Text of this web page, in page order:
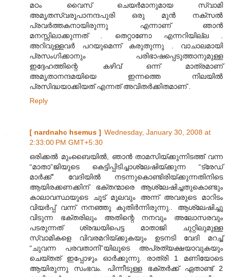
മഠം വൈസ്‌ ചെയര്‍മാനുമായ സ്വാമി
അമൃതസ്വരൂപാനന്ദപുരി ഒരു മുന്‍ നക്സല്‍
പ്രവര്‍ത്തകനായിരുന്നു എന്നാണ് ഞാന്‍
മനസ്സിലാക്കുന്നത് . തെറ്റാണോ എന്നറിയില്ല .
അറിവുള്ളവര്‍ പറയുമെന്ന് കരുതുന്നു . വാചാലമായി
പ്രസംഗിക്കാനും പരിഭാഷപ്പെടുത്താനുമുള്ള
ഇദ്ദേഹത്തിന്റെ കഴിവ് ഒന്ന് മാത്രമാണ്
അമൃതാനന്ദമയിയെ ഇന്നത്തെ നിലയില്‍
പ്രസിദ്ധയാക്കിയത് എന്നത് അവിതര്‍ക്കിതമാണ് .
Reply
[ nardnahc hsemus ] Wednesday, January 30, 2008 at
2:33:00 PM GMT+5:30
ഒരിക്കല്‍ മുംബൈയില്‍, ഞാന്‍ താമസിയ്ക്കുന്നിടത്ത് വന്ന
“മാതാ”ജിയുടെ കെട്ടിപ്പിടിച്ചാശ്ലേഷിയ്ക്കുന്ന “ട്രേഡ്
മാര്‍ക്ക്” വേദിയില്‍ നടന്നുകൊണ്ടിരിയ്ക്കുന്നതിനിടെ
ആയിര‍ക്കണക്കിന് ഭക്തന്മാരെ ആശ്ലേഷിച്ചതുകൊണ്ടും
കാലാവസ്ഥയുടെ ചൂട് മൂലവും അന്ന് അവരുടെ മാറിടം
വിയര്‍പ്പ് വന്ന് നനഞ്ഞു കുതിര്‍ന്നിരുന്നു.. ആശ്ലേഷിച്ചു
വിടുന്ന ഭക്തരിലും അതിന്റെ നനവും അലോസരവും
പടരുന്നത് ശ്രദ്ധയിപെട്ട മാതാജി ചുറ്റിലുമുള്ള
സ്വാമികളെ വിവരമറിയ്ക്കുകയും ഉടനടി വേദി മറച്ച്
“ചുവന്ന പരവതാനി”യിലൂടെ അപ്രത്യക്ഷയാവുകയും
ചെയ്തത് ഇപ്പോഴും ഓര്‍ക്കുന്നു. രാത്രി 1 മണിയോടെ
ആയിരുന്നു സംഭവം. പിന്നീടുള്ള ഭക്തര്‍ക്ക് ഏതാണ്ട് 2